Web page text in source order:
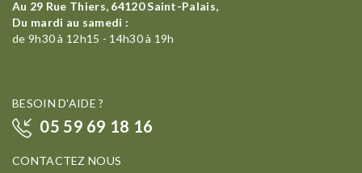
Au 29 Rue Thiers, 64120 Saint-Palais,
Du mardi au samedi :
de 9h30 à 12h15 - 14h30 à 19h
BESOIN D'AIDE ?
05 59 69 18 16
CONTACTEZ NOUS